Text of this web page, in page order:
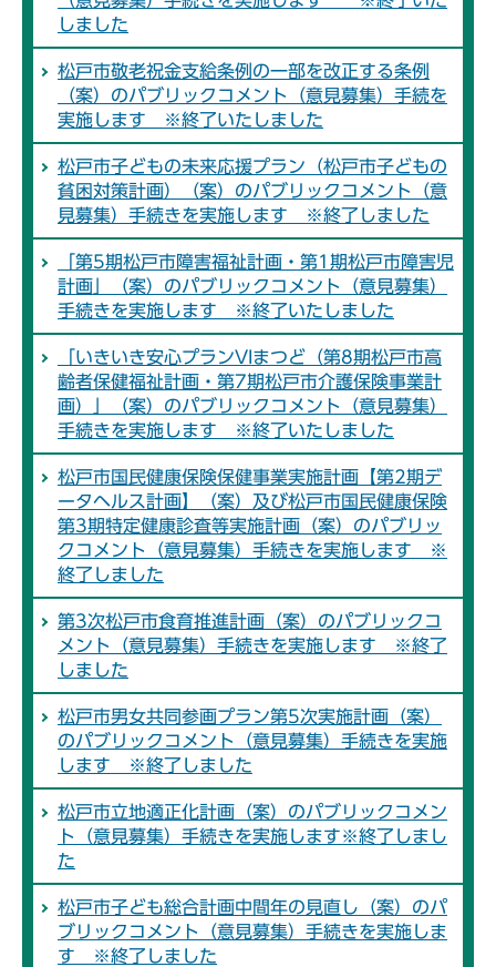
しました
松戸市敬老祝金支給条例の一部を改正する条例
（案）のパブリックコメント（意見募集）手続を
実施します ※終了いたしました
松戸市子どもの未来応援プラン（松戸市子どもの
貧困対策計画）（案）のパブリックコメント（意
見募集）手続きを実施します ※終了しました
「第5期松戸市障害福祉計画・第1期松戸市障害児
計画」（案）のパブリックコメント（意見募集）
手続きを実施します ※終了いたしました
「いきいき安心プランVIまつど（第8期松戸市高
齢者保健福祉計画・第7期松戸市介護保険事業計
画）」（案）のパブリックコメント（意見募集）
手続きを実施します ※終了いたしました
松戸市国民健康保険保健事業実施計画【第2期デ
ータヘルス計画】（案）及び松戸市国民健康保険
第3期特定健康診査等実施計画（案）のパブリッ
クコメント（意見募集）手続きを実施します ※
終了しました
第3次松戸市食育推進計画（案）のパブリックコ
メント（意見募集）手続きを実施します ※終了
しました
松戸市男女共同参画プラン第5次実施計画（案）
のパブリックコメント（意見募集）手続きを実施
します ※終了しました
松戸市立地適正化計画（案）のパブリックコメン
ト（意見募集）手続きを実施します※終了しまし
た
松戸市子ども総合計画中間年の見直し（案）のパ
ブリックコメント（意見募集）手続きを実施しま
す ※終了しました